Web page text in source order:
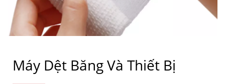
Máy Dệt Băng Và Thiết Bị